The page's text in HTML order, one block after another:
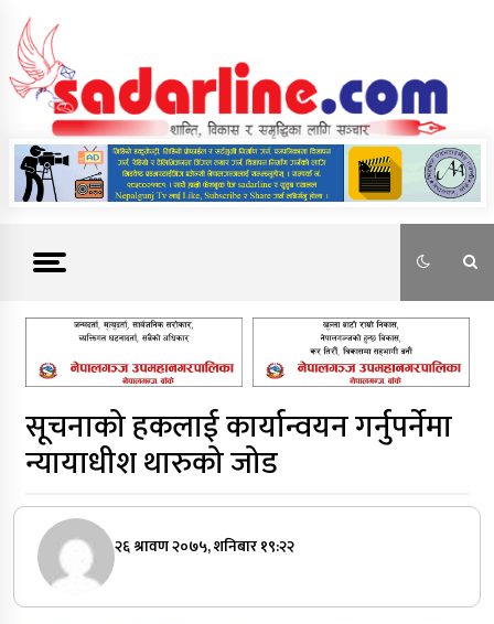
content
News For Nepal
सूचनाको हकलाई कार्यान्वयन गर्नुपर्नेमा
न्यायाधीश थारुको जोड
२६ श्रावण २०७५, शनिबार १९:२२